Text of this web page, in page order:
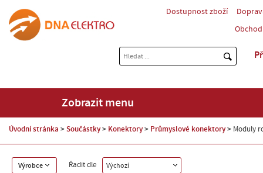
Dostupnost zboží
Zobrazit menu
Úvodní stránka Součástky Konektory Průmyslové konektory Moduly
Výrobce Řadit dle Výchozí